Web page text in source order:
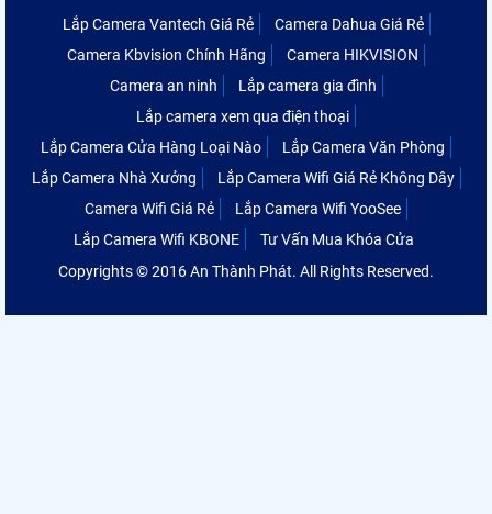
Lắp Camera Vantech Giá Rẻ
Camera Dahua Giá Rẻ
Camera Kbvision Chính Hãng
Camera HIKVISION
Camera an ninh
Lắp camera gia đình
Lắp camera xem qua điện thoại
Lắp Camera Cửa Hàng Loại Nào
Lắp Camera Văn Phòng
Lắp Camera Nhà Xưởng
Lắp Camera Wifi Giá Rẻ Không Dây
Camera Wifi Giá Rẻ
Lắp Camera Wifi YooSee
Lắp Camera Wifi KBONE
Tư Vấn Mua Khóa Cửa
Copyrights © 2016 An Thành Phát. All Rights Reserved.